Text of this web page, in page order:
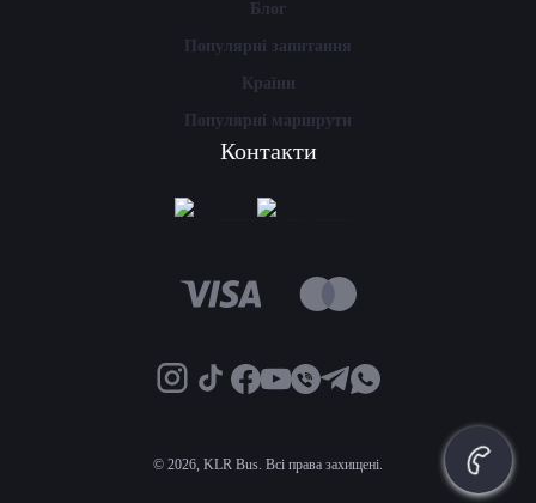
Блог
Популярні запитання
Країни
Популярні маршрути
Контакти
© 2026, KLR Bus. Всі права захищені.